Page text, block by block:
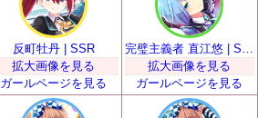
反町牡丹 | SSR
拡大画像を見る
ガールページを見る
拡大画像を見る
ガールページを見る